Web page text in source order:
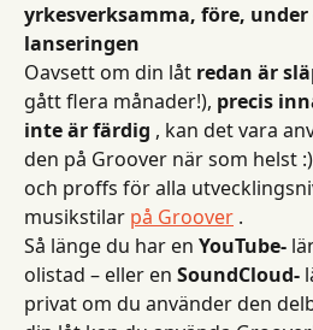
yrkesverksamma, före,
lanseringen
Oavsett om din låt redan är
gått flera månader!), precis
inte är färdig , kan det vara
den på Groover när som helst
och proffs för alla
musikstilar på Groover .
Så länge du har en YouTube-
olistad – eller en SoundCloud-
privat om du använder den